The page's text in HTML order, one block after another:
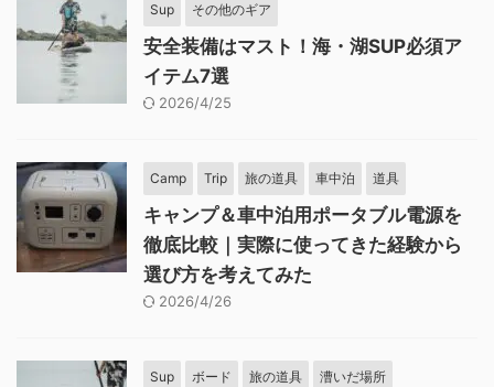
Sup その他のギア
安全装備はマスト！海・湖SUP必須ア
イテム7選
2026/4/25
Camp Trip 旅の道具 車中泊 道具
キャンプ＆車中泊用ポータブル電源を
徹底比較｜実際に使ってきた経験から
選び方を考えてみた
2026/4/26
Sup ボード 旅の道具 漕いだ場所